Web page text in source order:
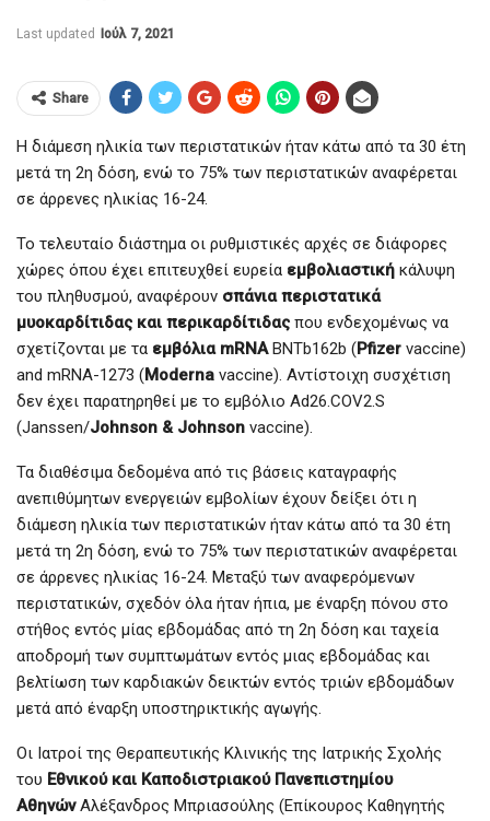
Last updated Ιούλ 7, 2021
Share
Η διάμεση ηλικία των περιστατικών ήταν κάτω από τα 30 έτη
μετά τη 2η δόση, ενώ το 75% των περιστατικών αναφέρεται
σε άρρενες ηλικίας 16-24.
Το τελευταίο διάστημα οι ρυθμιστικές αρχές σε διάφορες
χώρες όπου έχει επιτευχθεί ευρεία εμβολιαστική κάλυψη
του πληθυσμού, αναφέρουν σπάνια περιστατικά
μυοκαρδίτιδας και περικαρδίτιδας που ενδεχομένως να
σχετίζονται με τα εμβόλια mRNABNTb162b (Pfizer vaccine)
and mRNA-1273 (Moderna vaccine). Αντίστοιχη συσχέτιση
δεν έχει παρατηρηθεί με το εμβόλιο Ad26.COV2.S
(Janssen/Johnson & Johnson vaccine).
Τα διαθέσιμα δεδομένα από τις βάσεις καταγραφής
ανεπιθύμητων ενεργειών εμβολίων έχουν δείξει ότι η
διάμεση ηλικία των περιστατικών ήταν κάτω από τα 30 έτη
μετά τη 2η δόση, ενώ το 75% των περιστατικών αναφέρεται
σε άρρενες ηλικίας 16-24. Μεταξύ των αναφερόμενων
περιστατικών, σχεδόν όλα ήταν ήπια, με έναρξη πόνου στο
στήθος εντός μίας εβδομάδας από τη 2η δόση και ταχεία
αποδρομή των συμπτωμάτων εντός μιας εβδομάδας και
βελτίωση των καρδιακών δεικτών εντός τριών εβδομάδων
μετά από έναρξη υποστηρικτικής αγωγής.
Οι Ιατροί της Θεραπευτικής Κλινικής της Ιατρικής Σχολής
του Εθνικού και Καποδιστριακού Πανεπιστημίου
ΑθηνώνΑλέξανδρος Μπριασούλης (Επίκουρος Καθηγητής